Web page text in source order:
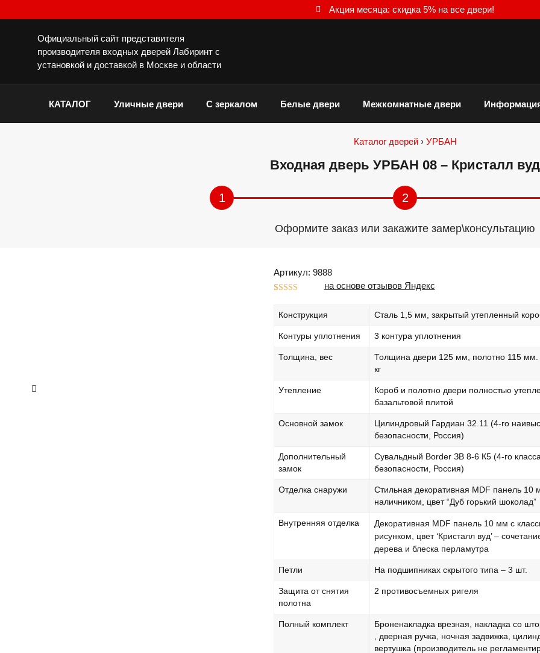
Акция месяца: скидка 5% на все двери!
Официальный сайт представителя
производителя входных дверей Лабиринт с
установкой и доставкой в Москве и области
КАТАЛОГ Уличные двери С зеркалом Белые двери Межкомнатные двери
Каталог дверей› УРБАН
Входная дверь УРБАН 08 – Кристалл вуд
1 2
Оформите заказ или закажите замер\консультацию
Артикул: 9888
основе
пользователя
на основе отзывов Яндекс
Конструкция Сталь 1,5 мм, закрытый утепленный
Контуры уплотнения 3 контура уплотнения
Толщина, вес
Толщина двери 125 мм, полотно 115 мм.
кг
Утепление
Короб и полотно двери полностью
базальтовой плитой
Основной замок
Цилиндровый Гардиан 32.11 (4-го
безопасности, Россия)
Дополнительный
замок
Сувальдный Border ЗВ 8-6 К5 (4-го
безопасности, Россия)
Отделка снаружи
Стильная декоративная MDF панель 10
наличником, цвет “Дуб горький шоколад”
Внутренняя отделка
Декоративная MDF панель 10 мм с
рисунком, цвет ‘Кристалл вуд’ –
дерева и блеска перламутра
Петли На подшипниках скрытого типа – 3 шт.
Защита от снятия
полотна
2 противосъемных ригеля
Полный комплект
Броненакладка врезная, накладка со
, дверная ручка, ночная задвижка,
вертушка (производитель не